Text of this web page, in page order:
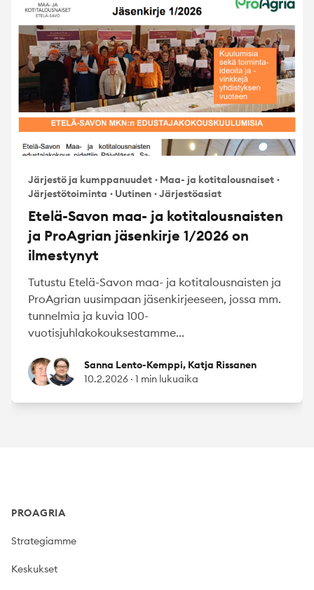
Järjestö ja kumppanuudet · Maa- ja kotitalousnaiset ·
Järjestötoiminta · Uutinen ·Järjestöasiat
Etelä-Savon maa- ja kotitalousnaisten
ja ProAgrian jäsenkirje 1/2026 on
ilmestynyt
Tutustu Etelä-Savon maa- ja kotitalousnaisten ja
ProAgrian uusimpaan jäsenkirjeeseen, jossa mm.
tunnelmia ja kuvia 100-
vuotisjuhlakokouksestamme...
Sanna Lento-Kemppi
Katja RissanenSanna Lento-Kemppi, Katja Rissanen
10.2.2026 · 1 min lukuaika
PROAGRIA
Strategiamme
Keskukset